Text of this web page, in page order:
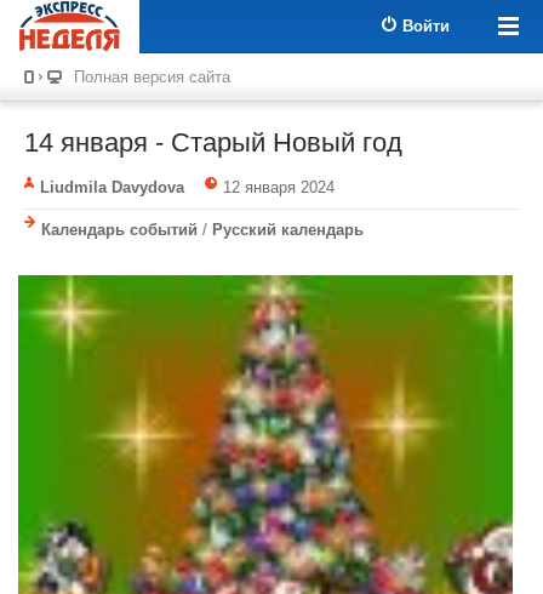
Войти
Полная версия сайта
14 января - Старый Новый год
Liudmila Davydova 12 января 2024
Календарь событий / Русский календарь